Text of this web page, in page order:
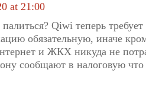
at 21:00
Qiwi теперь требует
обязательную, иначе
и ЖКХ никуда не
сообщают в налоговую